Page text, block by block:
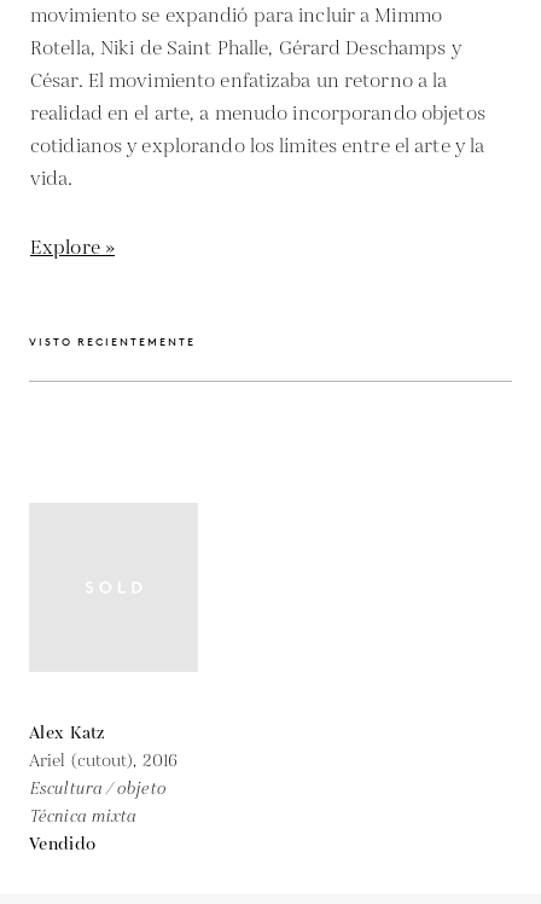
movimiento se expandió para incluir a Mimmo
Rotella, Niki de Saint Phalle, Gérard Deschamps y
César. El movimiento enfatizaba un retorno a la
realidad en el arte, a menudo incorporando objetos
cotidianos y explorando los límites entre el arte y la
vida.
Explore »
VISTO RECIENTEMENTE
Alex Katz
Ariel (cutout), 2016
Escultura / objeto
Técnica mixta
Vendido